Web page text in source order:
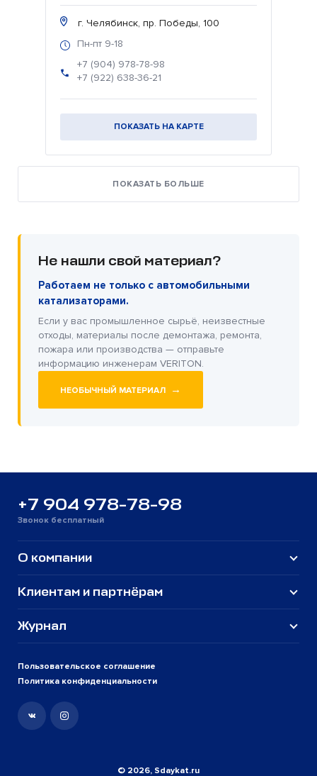
г. Челябинск, пр. Победы, 100
Пн-пт 9-18
+7 (904) 978-78-98
+7 (922) 638-36-21
ПОКАЗАТЬ НА КАРТЕ
ПОКАЗАТЬ БОЛЬШЕ
Не нашли свой материал?
Работаем не только с автомобильными
катализаторами.
Если у вас промышленное сырьё, неизвестные
отходы, материалы после демонтажа, ремонта,
пожара или производства — отправьте
информацию инженерам VERITON.
НЕОБЫЧНЫЙ МАТЕРИАЛ →
+7 904 978-78-98
Звонок бесплатный
Пользовательское соглашение
Политика конфиденциальности
О компании
Клиентам и партнёрам
Журнал
© 2026, Sdaykat.ru